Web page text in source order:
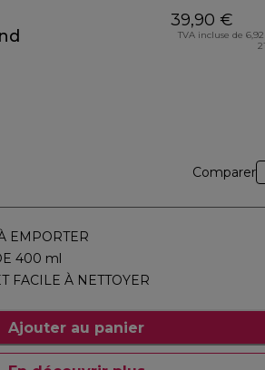
39,90 €
TVA incluse de
Comparer
EMPORTER
400 ml
FACILE À NETTOYER
Ajouter au panier